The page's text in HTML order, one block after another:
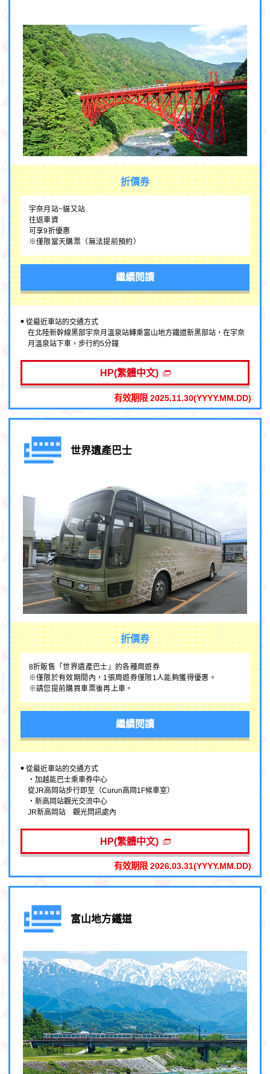
折價券
宇奈月站~貓又站
往返車資
可享9折優惠
※僅限當天購票（無法提前預約）
繼續閱讀
￭ 從最近車站的交通方式
在北陸新幹線黑部宇奈月溫泉站轉乘富山地方鐵道新黑部站，在宇奈
月溫泉站下車，步行約5分鐘
HP(繁體中文)
有效期限 2025.11.30(YYYY.MM.DD)
世界遺產巴士
折價券
8折販售「世界遺產巴士」的各種周遊券
※僅限於有效期間內，1張周遊券僅限1人能夠獲得優惠。
※請您提前購買車票後再上車。
繼續閱讀
￭ 從最近車站的交通方式
・加越能巴士乘車券中心
從JR高岡站步行即至（Curun高岡1F候車室）
・新高岡站觀光交流中心
JR新高岡站 觀光問訊處內
HP(繁體中文)
有效期限 2026.03.31(YYYY.MM.DD)
富山地方鐵道